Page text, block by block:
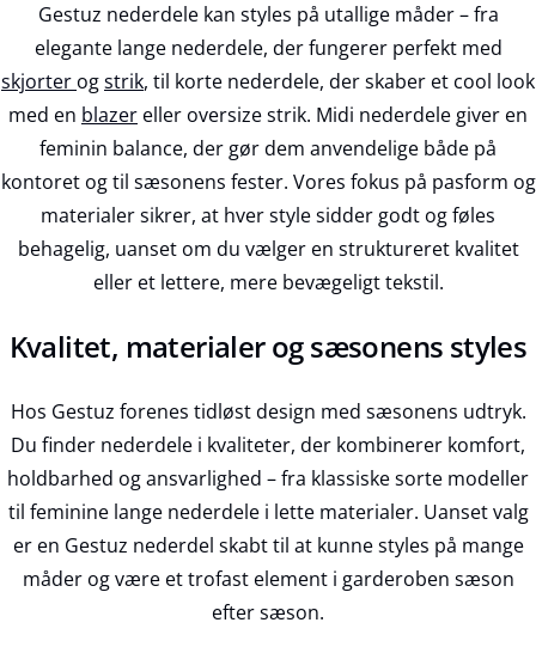
Gestuz nederdele kan styles på utallige måder – fra
elegante lange nederdele, der fungerer perfekt med
skjorter ogstrik, til korte nederdele, der skaber et cool look
med en blazer eller oversize strik. Midi nederdele giver en
feminin balance, der gør dem anvendelige både på
kontoret og til sæsonens fester. Vores fokus på pasform og
materialer sikrer, at hver style sidder godt og føles
behagelig, uanset om du vælger en struktureret kvalitet
eller et lettere, mere bevægeligt tekstil.
Kvalitet, materialer og sæsonens styles
Hos Gestuz forenes tidløst design med sæsonens udtryk.
Du finder nederdele i kvaliteter, der kombinerer komfort,
holdbarhed og ansvarlighed – fra klassiske sorte modeller
til feminine lange nederdele i lette materialer. Uanset valg
er en Gestuz nederdel skabt til at kunne styles på mange
måder og være et trofast element i garderoben sæson
efter sæson.